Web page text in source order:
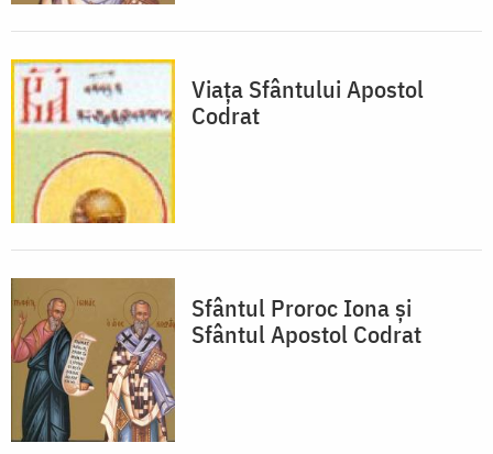
Viața Sfântului Apostol
Codrat
Sfântul Proroc Iona și
Sfântul Apostol Codrat